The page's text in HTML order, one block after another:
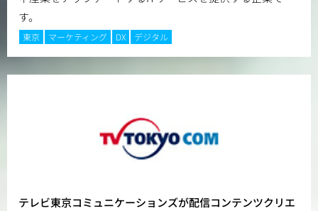
す。
東京 マーケティング DX デジタル
テレビ東京コミュニケーションズが配信コンテンツクリエ